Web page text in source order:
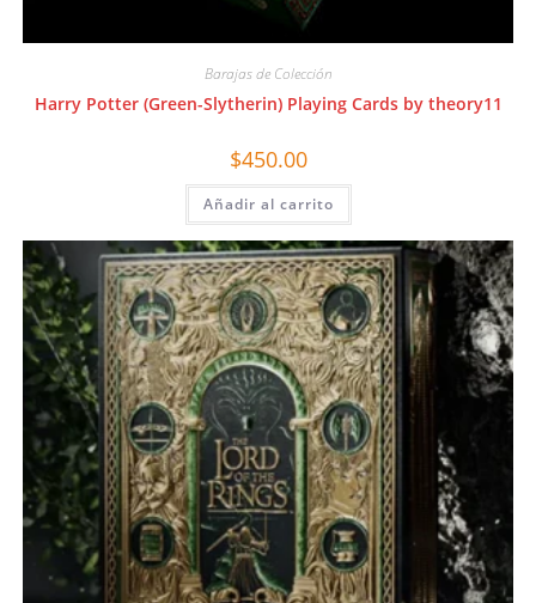
Barajas de Colección
Harry Potter (Green-Slytherin) Playing Cards by theory11
$450.00
Añadir al carrito